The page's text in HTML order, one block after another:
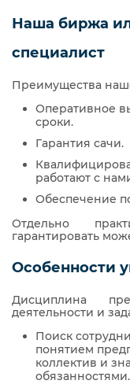
Наша биржа
специалист
Преимущества
Оперативное
сроки.
Гарантия сачи.
работают с
Обеспечение
Отдельно
гарантировать
Особенности
Дисциплина
деятельности и
Поиск
понятием
коллектив и
обязанностями.